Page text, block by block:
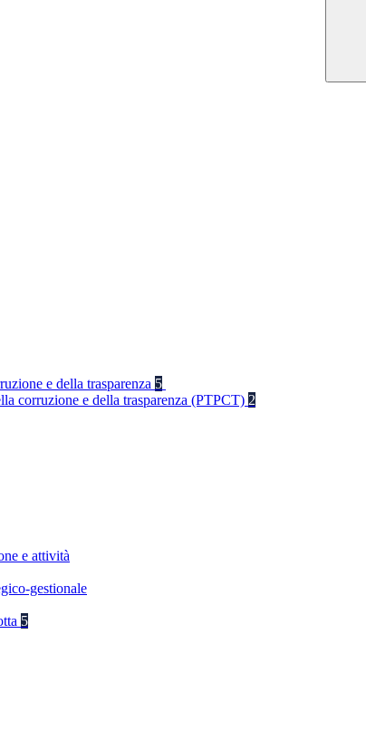
e della trasparenza 5
corruzione e della trasparenza (PTPCT) 2
e attività
gestionale
5